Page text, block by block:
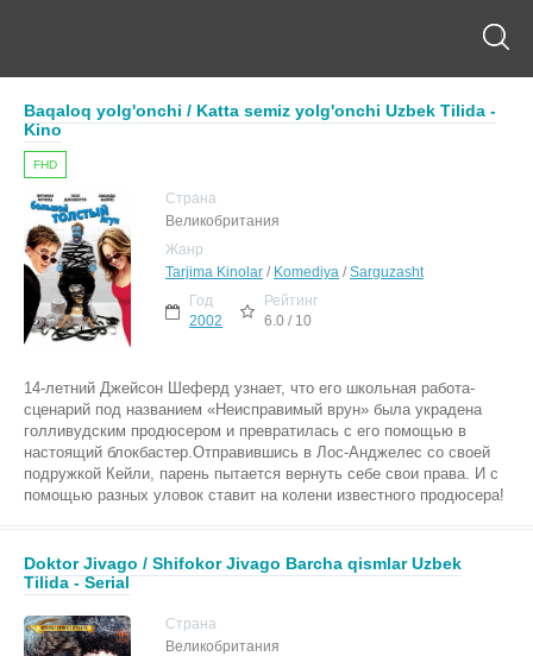
Baqaloq yolg'onchi / Katta semiz yolg'onchi Uzbek Tilida -
Kino
FHD
Страна
Великобритания
Жанр
Tarjima Kinolar / Komediya /Sarguzasht
Год
2002
Рейтинг
6.0 / 10
14-летний Джейсон Шеферд узнает, что его школьная работа-
сценарий под названием «Неисправимый врун» была украдена
голливудским продюсером и превратилась с его помощью в
настоящий блокбастер.Отправившись в Лос-Анджелес со своей
подружкой Кейли, парень пытается вернуть себе свои права. И с
помощью разных уловок ставит на колени известного продюсера!
Doktor Jivago / Shifokor Jivago Barcha qismlar Uzbek
Tilida - Serial
Страна
Великобритания